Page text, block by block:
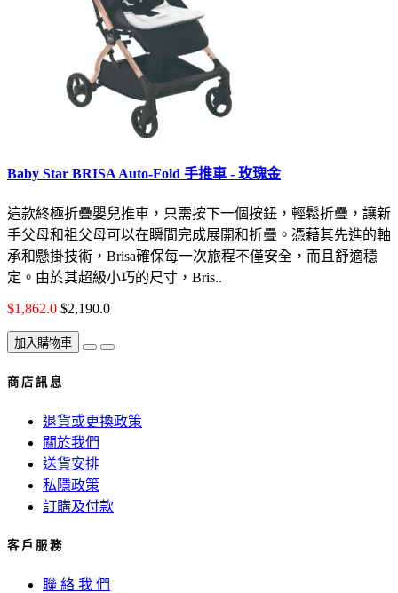
Baby Star BRISA Auto-Fold 手推車 - 玫瑰金
這款終極折疊嬰兒推車，只需按下一個按鈕，輕鬆折疊，讓新
手父母和祖父母可以在瞬間完成展開和折疊。憑藉其先進的軸
承和懸掛技術，Brisa確保每一次旅程不僅安全，而且舒適穩
定。由於其超級小巧的尺寸，Bris..
$1,862.0 $2,190.0
加入購物車
商 店 訊 息
退貨或更換政策
關於我們
送貨安排
私隱政策
訂購及付款
客 戶 服 務
聯 絡 我 們